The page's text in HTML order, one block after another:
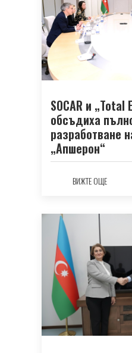
SOCAR и „Total
обсъдиха
разработване
„Апшерон“
ВИЖТЕ ОЩЕ